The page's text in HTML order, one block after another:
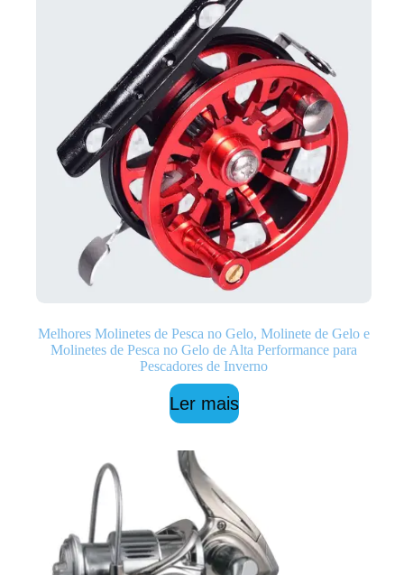
Melhores Molinetes de Pesca no Gelo, Molinete de Gelo e
Molinetes de Pesca no Gelo de Alta Performance para
Pescadores de Inverno
Ler mais